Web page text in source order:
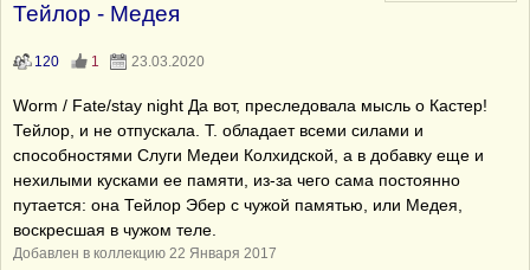
Тейлор - Медея
120 1 23.03.2020
Worm / Fate/stay night Да вот, преследовала мысль о Кастер!
Тейлор, и не отпускала. Т. обладает всеми силами и
способностями Слуги Медеи Колхидской, а в добавку еще и
нехилыми кусками ее памяти, из-за чего сама постоянно
путается: она Тейлор Эбер с чужой памятью, или Медея,
воскресшая в чужом теле.
Добавлен в коллекцию 22 Января 2017